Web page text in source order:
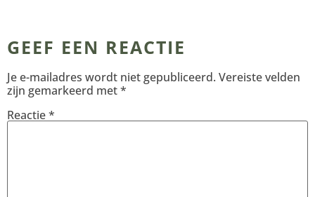
GEEF EEN REACTIE
Je e-mailadres wordt niet gepubliceerd. Vereiste velden
zijn gemarkeerd met*
Reactie*